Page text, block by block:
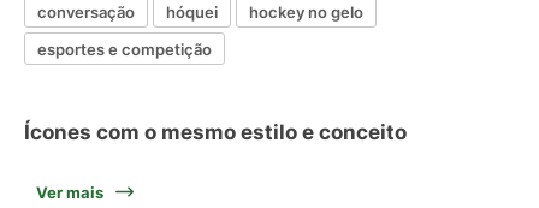
conversação
hóquei
hockey no gelo
esportes e competição
Ícones com o mesmo estilo e conceito
Ver mais